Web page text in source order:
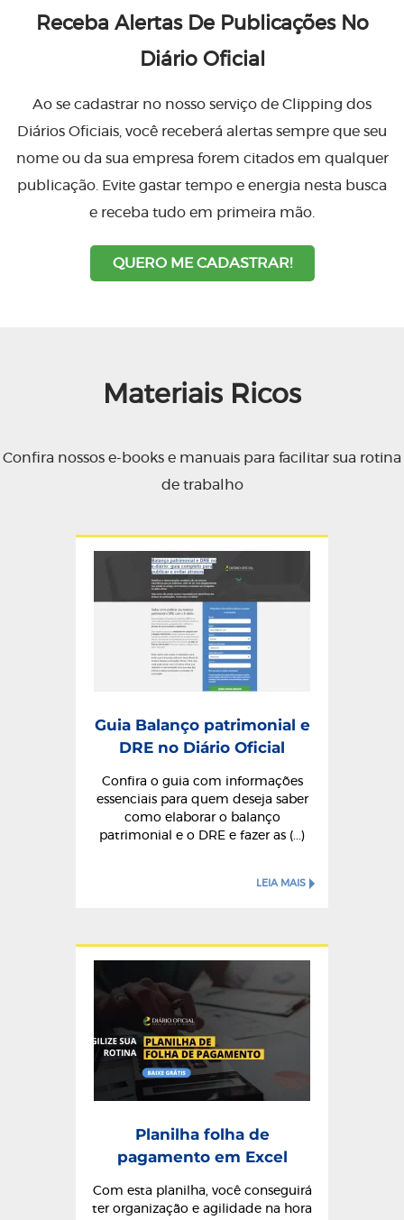
Receba Alertas De Publicações No
Diário Oficial
Ao se cadastrar no nosso serviço de Clipping dos
Diários Oficiais, você receberá alertas sempre que seu
nome ou da sua empresa forem citados em qualquer
publicação. Evite gastar tempo e energia nesta busca
e receba tudo em primeira mão.
QUERO ME CADASTRAR!
Materiais Ricos
Confira nossos e-books e manuais para facilitar sua rotina
de trabalho
Guia Balanço patrimonial e
DRE no Diário Oficial
Confira o guia com informações
essenciais para quem deseja saber
como elaborar o balanço
patrimonial e o DRE e fazer as (...)
LEIA MAIS
Planilha folha de
pagamento em Excel
Com esta planilha, você conseguirá
ter organização e agilidade na hora